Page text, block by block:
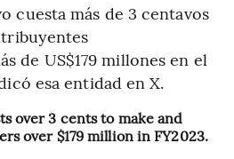
cuesta más de 3 centavos
de US$179 millones en el
esa entidad en X.
over 3 cents to make and
over $179 million in FY2023.